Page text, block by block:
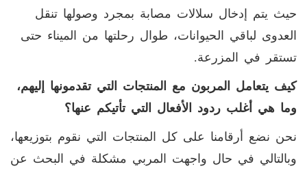
حيث يتم إدخال سلالات مصابة بمجرد وصولها تنقل
العدوى لباقي الحيوانات، طوال رحلتها من الميناء حتى
تستقر في المزرعة.
كيف يتعامل المربون مع المنتجات التي تقدمونها إليهم،
وما هي أغلب ردود الأفعال التي تأتيكم عنها؟
نحن نضع أرقامنا على كل المنتجات التي نقوم بتوزيعها،
وبالتالي في حال واجهت المربي مشكلة في البحث عن